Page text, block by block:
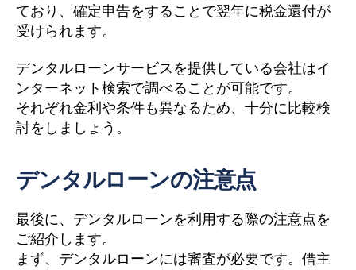
ており、確定申告をすることで翌年に税金還付が
受けられます。
デンタルローンサービスを提供している会社はイ
ンターネット検索で調べることが可能です。
それぞれ金利や条件も異なるため、十分に比較検
討をしましょう。
デンタルローンの注意点
最後に、デンタルローンを利用する際の注意点を
ご紹介します。
まず、デンタルローンには審査が必要です。借主